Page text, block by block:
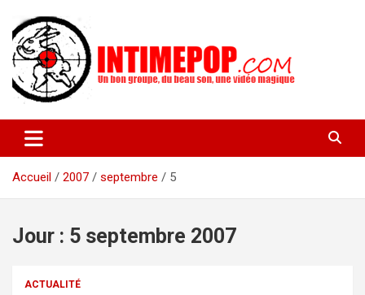
contenu
intimepop.com
actuelles pop rock, post-rock, indé sur Lyon. rock pop concert
lyon
Accueil
2007 septembre 5
Jour : 5 septembre 2007
ACTUALITÉ